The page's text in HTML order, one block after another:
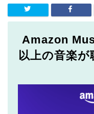
Amazon
以上の音楽が